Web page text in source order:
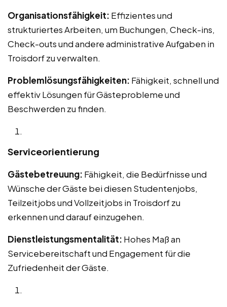
Organisationsfähigkeit: Effizientes und
strukturiertes Arbeiten, um Buchungen, Check-ins,
Check-outs und andere administrative Aufgaben in
Troisdorf zu verwalten.
Problemlösungsfähigkeiten: Fähigkeit, schnell und
effektiv Lösungen für Gästeprobleme und
Beschwerden zu finden.
Serviceorientierung
Gästebetreuung: Fähigkeit, die Bedürfnisse und
Wünsche der Gäste bei diesen Studentenjobs,
Teilzeitjobs und Vollzeitjobs in Troisdorf zu
erkennen und darauf einzugehen.
Dienstleistungsmentalität: Hohes Maß an
Servicebereitschaft und Engagement für die
Zufriedenheit der Gäste.